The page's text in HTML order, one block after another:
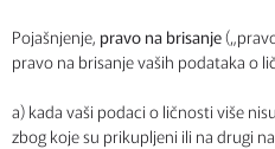
Pojašnjenje, pravo na brisanje
pravo na brisanje vaših podataka o
a) kada vaši podaci o ličnosti više
zbog koje su prikupljeni ili na drugi